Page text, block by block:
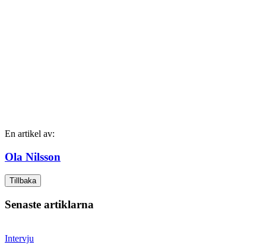
En artikel av:
Ola Nilsson
Tillbaka
Senaste artiklarna
Intervju